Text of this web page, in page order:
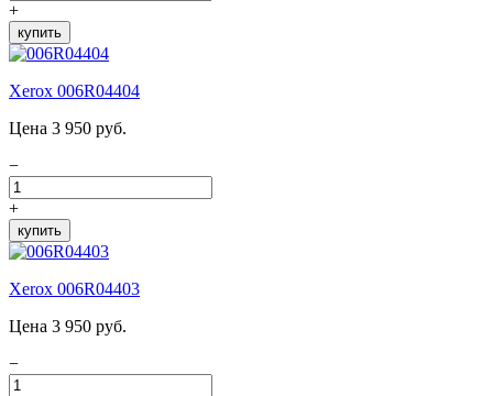
+
купить
Xerox 006R04404
Цена 3 950 руб.
−
+
купить
Xerox 006R04403
Цена 3 950 руб.
−